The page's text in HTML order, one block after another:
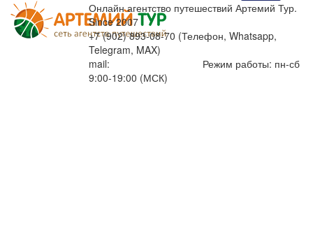
Онлайн агентство путешествий Артемий Тур.
Since 2007
+7 (902) 893-08-70 (Телефон, Whatsapp,
Telegram, MAX)
mail:
Режим работы: пн-сб
9:00-19:00 (МСК)